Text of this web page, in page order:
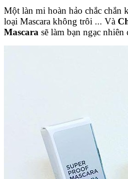
Một làn mi hoàn hảo chắc chắn
loại Mascara không trôi ... Và
Mascara sẽ làm bạn ngạc nhiên